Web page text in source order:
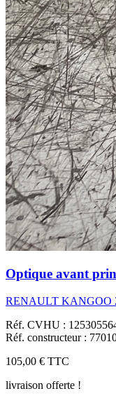
Optique avant
RENAULT KANGOO
Réf. CVHU :
Réf. constructeur :
105,00 € TTC
livraison offerte !